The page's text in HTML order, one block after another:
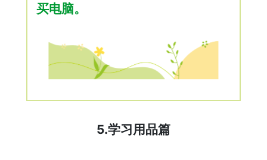
买电脑。
5.学习用品篇